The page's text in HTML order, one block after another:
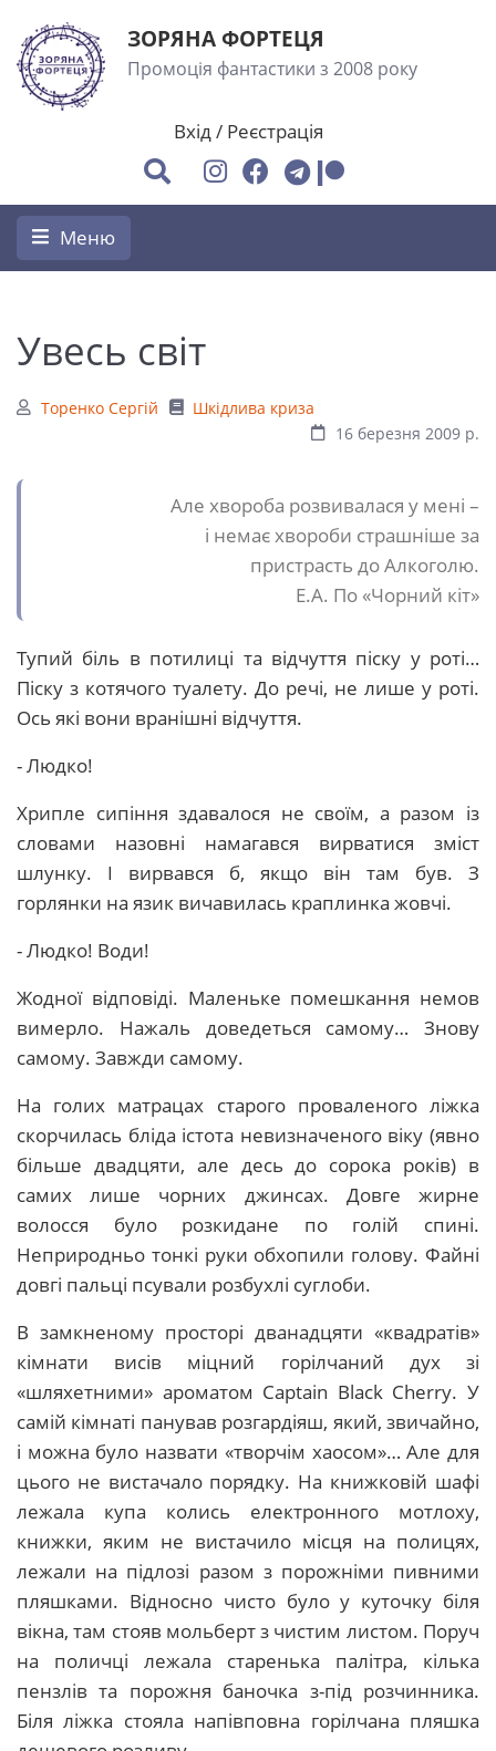
ЗОРЯНА ФОРТЕЦЯ
Промоція фантастики з 2008 року
Вхід/ Реєстрація
Меню
Увесь світ
Торенко Сергій
Шкідлива криза
16 березня 2009 р.
Але хвороба розвивалася у мені –
і немає хвороби страшніше за
пристрасть до Алкоголю.
Е.А. По «Чорний кіт»
Тупий біль в потилиці та відчуття піску у роті…
Піску з котячого туалету. До речі, не лише у роті.
Ось які вони вранішні відчуття.
- Людко!
Хрипле сипіння здавалося не своїм, а разом із
словами назовні намагався вирватися зміст
шлунку. І вирвався б, якщо він там був. З
горлянки на язик вичавилась краплинка жовчі.
- Людко! Води!
Жодної відповіді. Маленьке помешкання немов
вимерло. Нажаль доведеться самому… Знову
самому. Завжди самому.
На голих матрацах старого проваленого ліжка
скорчилась бліда істота невизначеного віку (явно
більше двадцяти, але десь до сорока років) в
самих лише чорних джинсах. Довге жирне
волосся було розкидане по голій спині.
Неприродньо тонкі руки обхопили голову. Файні
довгі пальці псували розбухлі суглоби.
В замкненому просторі дванадцяти «квадратів»
кімнати висів міцний горілчаний дух зі
«шляхетними» ароматом Captain Black Cherry. У
самій кімнаті панував розгардіяш, який, звичайно,
і можна було назвати «творчім хаосом»… Але для
цього не вистачало порядку. На книжковій шафі
лежала купа колись електронного мотлоху,
книжки, яким не вистачило місця на полицях,
лежали на підлозі разом з порожніми пивними
пляшками. Відносно чисто було у куточку біля
вікна, там стояв мольберт з чистим листом. Поруч
на поличці лежала старенька палітра, кілька
пензлів та порожня баночка з-під розчинника.
Біля ліжка стояла напівповна горілчана пляшка